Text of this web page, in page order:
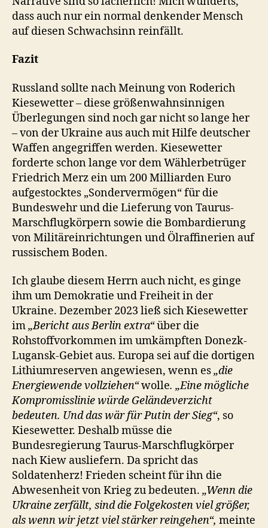
dass auch nur ein normal denkender Mensch
auf diesen Schwachsinn reinfällt.
Fazit
Russland sollte nach Meinung von Roderich
Kiesewetter – diese größenwahnsinnigen
Überlegungen sind noch gar nicht so lange her
– von der Ukraine aus auch mit Hilfe deutscher
Waffen angegriffen werden. Kiesewetter
forderte schon lange vor dem Wählerbetrüger
Friedrich Merz ein um 200 Milliarden Euro
aufgestocktes „Sondervermögen“ für die
Bundeswehr und die Lieferung von Taurus-
Marschflugkörpern sowie die Bombardierung
von Militäreinrichtungen und Ölraffinerien auf
russischem Boden.
Ich glaube diesem Herrn auch nicht, es ginge
ihm um Demokratie und Freiheit in der
Ukraine. Dezember 2023 ließ sich Kiesewetter
im„Bericht aus Berlin extra“über die
Rohstoffvorkommen im umkämpften Donezk-
Lugansk-Gebiet aus. Europa sei auf die dortigen
Lithiumreserven angewiesen, wenn es„die
Energiewende vollziehen“wolle. „Eine mögliche
Kompromisslinie würde Geländeverzicht
bedeuten. Und das wär für Putin der Sieg“, so
Kiesewetter. Deshalb müsse die
Bundesregierung Taurus-Marschflugkörper
nach Kiew ausliefern. Da spricht das
Soldatenherz! Frieden scheint für ihn die
Abwesenheit von Krieg zu bedeuten. „Wenn die
Ukraine zerfällt, sind die Folgekosten viel größer,
als wenn wir jetzt viel stärker reingehen“, meinte